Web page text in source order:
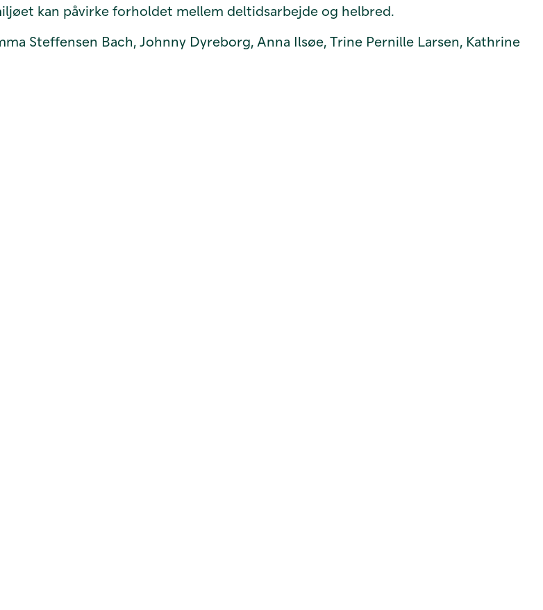
kan påvirke forholdet mellem deltidsarbejde og helbred.
Steffensen Bach, Johnny Dyreborg, Anna Ilsøe, Trine Pernille Larsen, Kathrine